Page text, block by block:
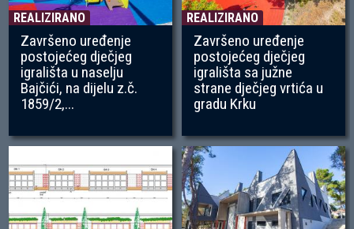
REALIZIRANO
Završeno uređenje
postojećeg dječjeg
igrališta u naselju
Bajčići, na dijelu z.č.
1859/2,...
REALIZIRANO
Završeno uređenje
postojećeg dječjeg
igrališta sa južne
strane dječjeg vrtića u
gradu Krku